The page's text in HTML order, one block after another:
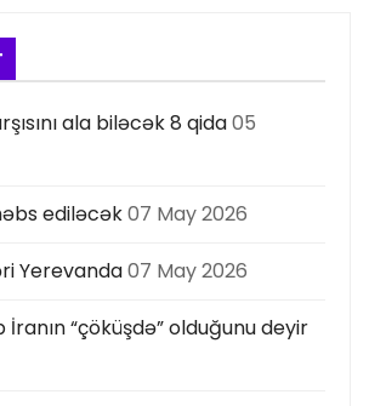
ala biləcək 8 qida05
ediləcək07 May 2026
Yerevanda07 May 2026
“çöküşdə” olduğunu deyir